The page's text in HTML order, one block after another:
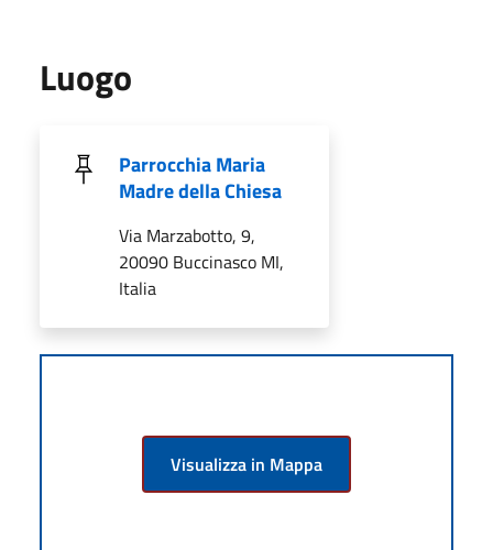
Luogo
Parrocchia Maria
Madre della Chiesa
Via Marzabotto, 9,
20090 Buccinasco MI,
Italia
Visualizza in Mappa